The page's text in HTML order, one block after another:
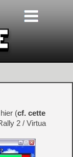
(cf. cette
2 / Virtua